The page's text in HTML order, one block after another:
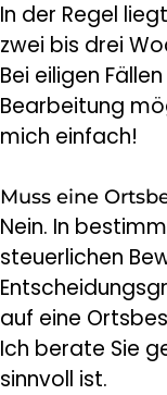
In der Regel
zwei bis drei
Bei eiligen
Bearbeitung
mich einfach!
Muss eine
Nein. In
steuerlichen
auf eine
Ich berate Sie
sinnvoll ist.